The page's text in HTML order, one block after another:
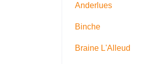
Anderlues
Binche
Braine L'Alleud